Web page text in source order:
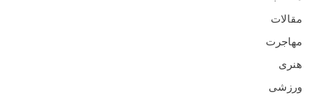
مقالات
مهاجرت
هنری
ورزشی